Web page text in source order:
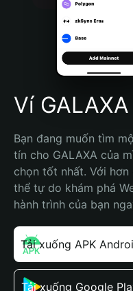
Português (Brasil)
Español (Argentina)
Ví GALAXA
Bạn đang muốn tìm
tín cho GALAXA của
chọn tốt nhất. Với
thể tự do khám phá
hành trình của bạn
Tải xuống APK
Tải xuống Google